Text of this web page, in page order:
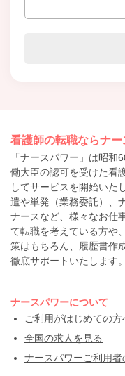
看護師の転職ならナー
「ナースパワー」は昭
働大臣の認可を受けた看
してサービスを開始いた
遣や単発（業務委託）、
ナースなど、様々なお仕
て転職を考えている方や
策はもちろん、履歴書作
徹底サポートいたします。
ナースパワーについて
ご利用がはじめての方
全国の求人を見る
ナースパワーご利用者